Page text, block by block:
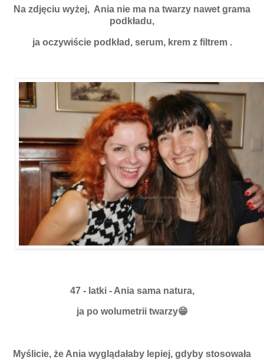
Na zdjęciu wyżej, Ania nie ma na twarzy nawet grama
podkładu,
ja oczywiście podkład, serum, krem z filtrem .
47 - latki - Ania sama natura,
ja po wolumetrii twarzy😁
Myślicie, że Ania wyglądałaby lepiej, gdyby stosowała